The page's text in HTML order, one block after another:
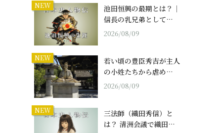
NEW
池田恒興の最期とは？｜
信長の乳兄弟として…
2026/08/09
NEW
若い頃の豊臣秀吉が主人
の小姓たちから虐め…
2026/08/09
NEW
三法師（織田秀信）と
は？ 清洲会議で織田…